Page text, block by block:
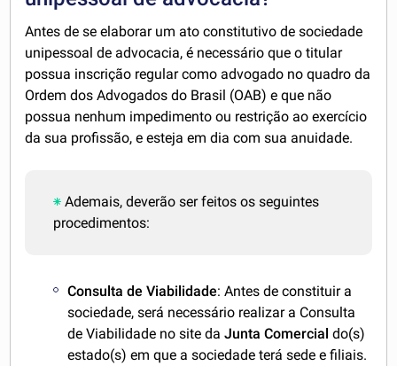
Antes de se elaborar um ato constitutivo de sociedade
unipessoal de advocacia, é necessário que o titular
possua inscrição regular como advogado no quadro da
Ordem dos Advogados do Brasil (OAB) e que não
possua nenhum impedimento ou restrição ao exercício
da sua profissão, e esteja em dia com sua anuidade.
Ademais, deverão ser feitos os seguintes
procedimentos:
Consulta de Viabilidade: Antes de constituir a
sociedade, será necessário realizar a Consulta
de Viabilidade no site daJunta Comercial do(s)
estado(s) em que a sociedade terá sede e filiais.